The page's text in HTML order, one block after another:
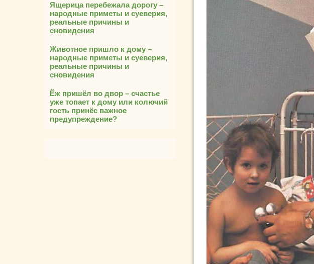
Ящерица перебежала дорогу –
народные приметы и суеверия,
реальные причины и
сновидения
Животное пришло к дому –
народные приметы и суеверия,
реальные причины и
сновидения
Ёж пришёл во двор – счастье
уже топает к дому или колючий
гость принёс важное
предупреждение?